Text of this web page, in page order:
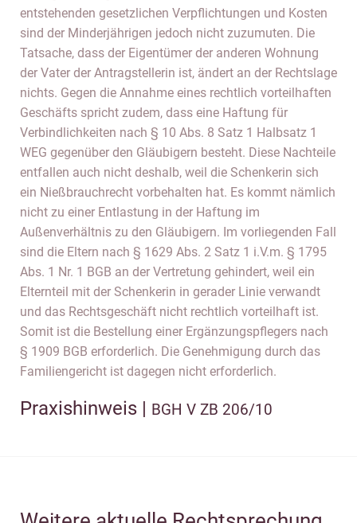
entstehenden gesetzlichen Verpflichtungen und Kosten
sind der Minderjährigen jedoch nicht zuzumuten. Die
Tatsache, dass der Eigentümer der anderen Wohnung
der Vater der Antragstellerin ist, ändert an der Rechtslage
nichts. Gegen die Annahme eines rechtlich vorteilhaften
Geschäfts spricht zudem, dass eine Haftung für
Verbindlichkeiten nach § 10 Abs. 8 Satz 1 Halbsatz 1
WEG gegenüber den Gläubigern besteht. Diese Nachteile
entfallen auch nicht deshalb, weil die Schenkerin sich
ein Nießbrauchrecht vorbehalten hat. Es kommt nämlich
nicht zu einer Entlastung in der Haftung im
Außenverhältnis zu den Gläubigern. Im vorliegenden Fall
sind die Eltern nach § 1629 Abs. 2 Satz 1 i.V.m. § 1795
Abs. 1 Nr. 1 BGB an der Vertretung gehindert, weil ein
Elternteil mit der Schenkerin in gerader Linie verwandt
und das Rechtsgeschäft nicht rechtlich vorteilhaft ist.
Somit ist die Bestellung einer Ergänzungspflegers nach
§ 1909 BGB erforderlich. Die Genehmigung durch das
Familiengericht ist dagegen nicht erforderlich.
Praxishinweis | BGH V ZB 206/10